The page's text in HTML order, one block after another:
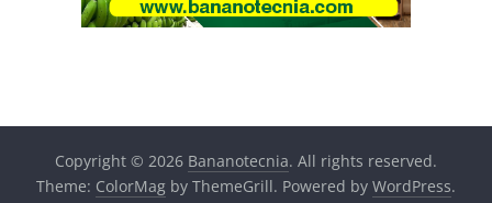
Copyright © 2026 Bananotecnia. All rights reserved.
Theme: ColorMagby ThemeGrill. Powered by WordPress.